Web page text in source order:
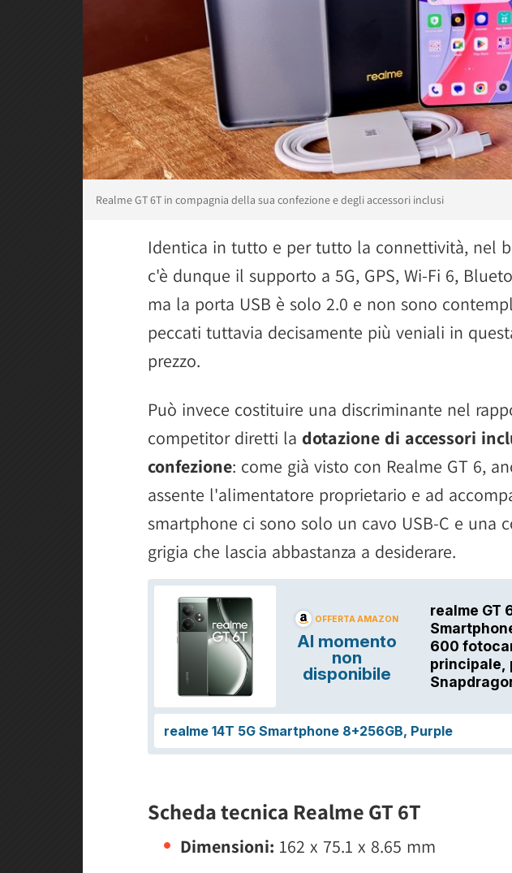
Realme GT 6T in compagnia della sua confezione e degli accessori inclusi
Identica in tutto e per tutto la connettività, nel
c'è dunque il supporto a 5G, GPS, Wi-Fi 6,
ma la porta USB è solo 2.0 e non sono
peccati tuttavia decisamente più veniali in
prezzo.
Può invece costituire una discriminante nel
competitor diretti la dotazione di accessori
confezione: come già visto con Realme GT 6,
assente l'alimentatore proprietario e ad
smartphone ci sono solo un cavo USB-C e una
grigia che lascia abbastanza a desiderare.
Scheda tecnica Realme GT 6T
Dimensioni: 162 x 75.1 x 8.65 mm